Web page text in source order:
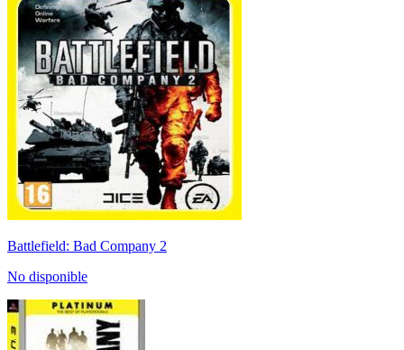
Battlefield: Bad Company 2
No disponible